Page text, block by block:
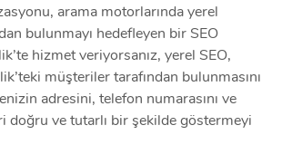
arama motorlarında yerel
bulunmayı hedefleyen bir SEO
hizmet veriyorsanız, yerel SEO,
müşteriler tarafından bulunmasını
adresini, telefon numarasını ve
doğru ve tutarlı bir şekilde göstermeyi